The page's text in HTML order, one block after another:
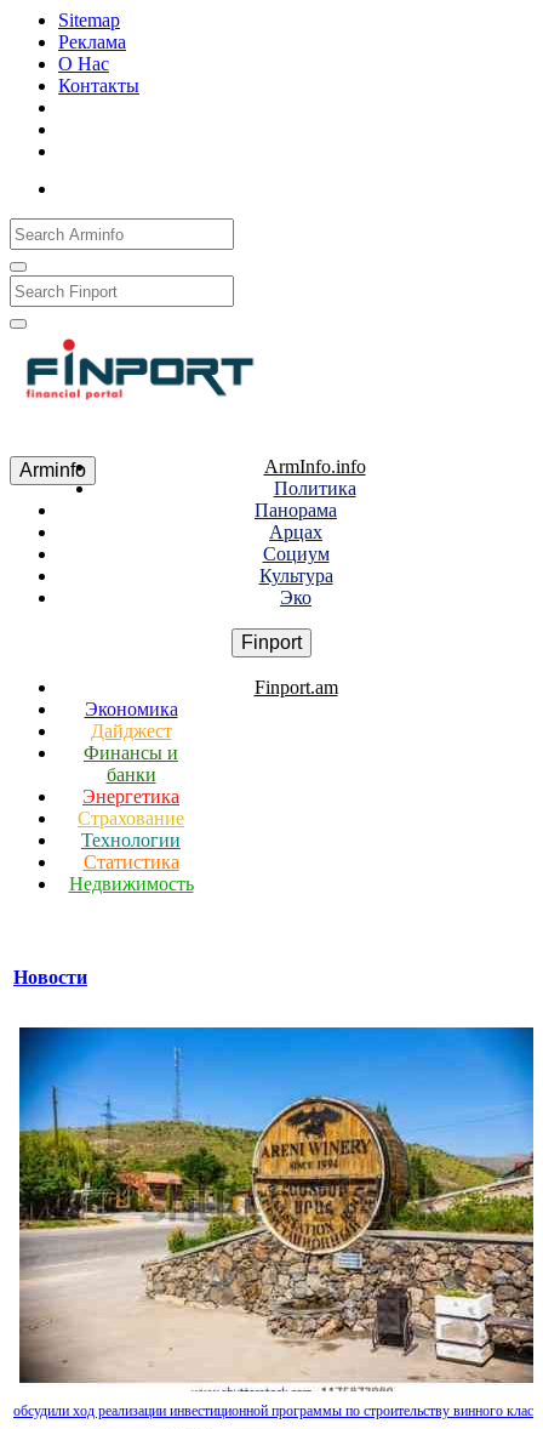
Sitemap
Реклама
О Нас
Контакты
Arminfo
ArmInfo.info
Политика
Панорама
Арцах
Социум
Культура
Эко
Finport
Finport.am
Экономика
Дайджест
Финансы и
банки
Энергетика
Страхование
Технологии
Статистика
Недвижимость
Новости
обсудили ход реализации инвестиционной программы по строительству винного